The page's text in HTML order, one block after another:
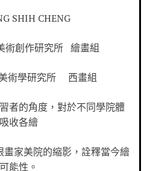
SHIH CHENG
術創作研究所 繪畫組
術學研究所 西畫組
者的角度，對於不同學院體
收各繪
家美院的縮影，詮釋當今繪
能性。